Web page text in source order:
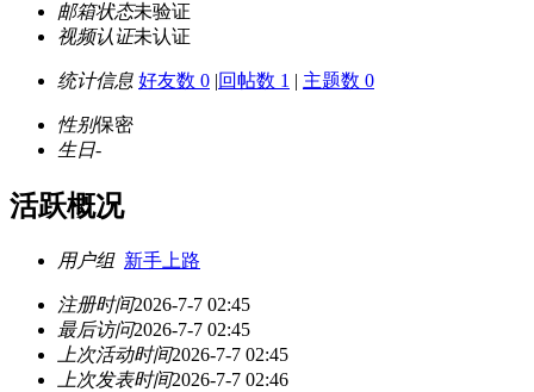
邮箱状态未验证
视频认证未认证
统计信息 好友数 0 |回帖数 1 | 主题数 0
性别保密
生日-
活跃概况
用户组 新手上路
注册时间2026-7-7 02:45
最后访问2026-7-7 02:45
上次活动时间2026-7-7 02:45
上次发表时间2026-7-7 02:46